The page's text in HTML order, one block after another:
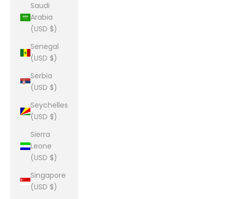
Saudi
Arabia
(USD $)
Senegal
(USD $)
Serbia
(USD $)
Seychelles
(USD $)
Sierra
Leone
(USD $)
Singapore
(USD $)